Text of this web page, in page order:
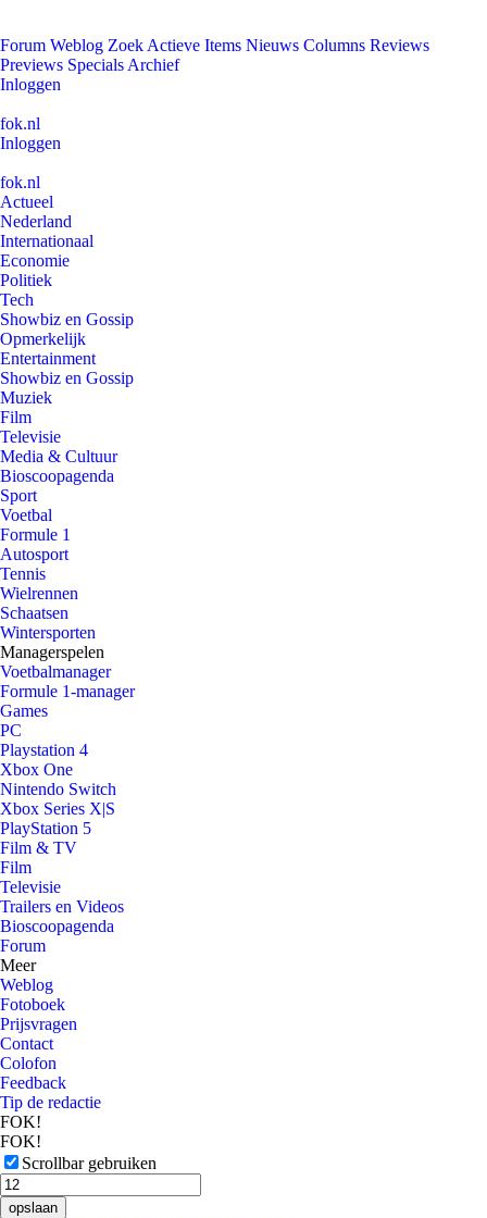
Forum Weblog Zoek Actieve Items Nieuws Columns Reviews
Previews Specials Archief
Inloggen
fok.nl
Inloggen
fok.nl
Actueel
Nederland
Internationaal
Economie
Politiek
Tech
Showbiz en Gossip
Opmerkelijk
Entertainment
Showbiz en Gossip
Muziek
Film
Televisie
Media & Cultuur
Bioscoopagenda
Sport
Voetbal
Formule 1
Autosport
Tennis
Wielrennen
Schaatsen
Wintersporten
Managerspelen
Voetbalmanager
Formule 1-manager
Games
PC
Playstation 4
Xbox One
Nintendo Switch
Xbox Series X|S
PlayStation 5
Film & TV
Film
Televisie
Trailers en Videos
Bioscoopagenda
Forum
Meer
Weblog
Fotoboek
Prijsvragen
Contact
Colofon
Feedback
Tip de redactie
FOK!
FOK!
Scrollbar gebruiken
opslaan